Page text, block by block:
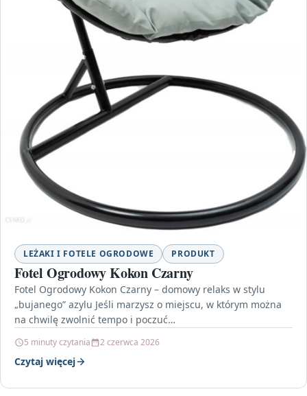
LEŻAKI I FOTELE OGRODOWE PRODUKT
Fotel Ogrodowy Kokon Czarny
Fotel Ogrodowy Kokon Czarny – domowy relaks w stylu
„bujanego” azylu Jeśli marzysz o miejscu, w którym można
na chwilę zwolnić tempo i poczuć…
5 minuty czytania 2 czerwca 2026
Czytaj więcej